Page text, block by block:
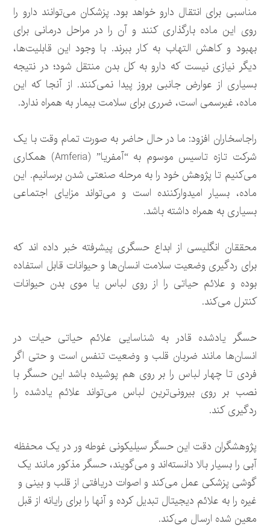
مناسبی برای انتقال دارو خواهد بود. پزشکان می‌توانند دارو را
روی این ماده بارگذاری کنند و آن را در مراحل درمانی برای
بهبود و کاهش التهاب به کار ببرند. با وجود این قابلیت‌ها،
دیگر نیازی نیست که دارو به کل بدن منتقل شود؛ در نتیجه
بسیاری از عوارض جانبی بروز پیدا نمی‌کنند. از آنجا که این
ماده، غیرسمی است، ضرری برای سلامت بیمار به همراه ندارد.
راجاسخاران افزود: ما در حال حاضر به صورت تمام وقت با یک
شرکت تازه تاسیس موسوم به “آمفریا” (Amferia) همکاری
می‌کنیم تا پژوهش خود را به مرحله صنعتی شدن برسانیم. این
ماده، بسیار امیدوارکننده است و می‌تواند مزایای اجتماعی
بسیاری به همراه داشته باشد.
محققان انگلیسی از ابداع حسگری پیشرفته خبر داده اند که
برای ردگیری وضعیت سلامت انسان‌ها و حیوانات قابل استفاده
بوده و علائم حیاتی را از روی لباس یا موی بدن حیوانات
کنترل می‌کند.
حسگر یادشده قادر به شناسایی علائم حیاتی حیات در
انسان‌ها مانند ضربان قلب و وضعیت تنفس است و حتی اگر
فردی تا چهار لباس را بر روی هم پوشیده باشد این حسگر با
نصب بر روی بیرونی‌ترین لباس می‌تواند علائم یادشده را
ردگیری کند.
پژوهشگران دقت این حسگر سیلیکونی غوطه ور در یک محفظه
آبی را بسیار بالا دانسته‌اند و می‌گویند، حسگر مذکور مانند یک
گوشی پزشکی عمل می‌کند و اصوات دریافتی از قلب و بینی و
غیره را به علائم دیجیتال تبدیل کرده و آنها را برای رایانه از قبل
معین شده ارسال می‌کند.